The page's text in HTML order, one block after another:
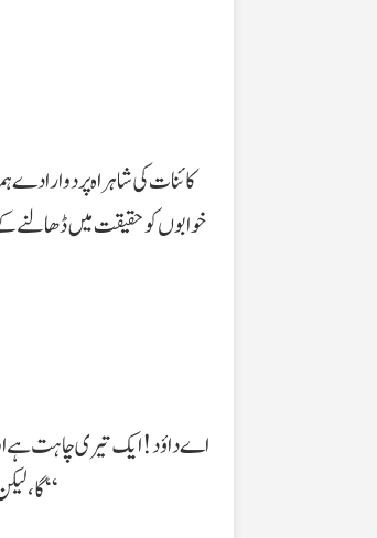
کائنات کی شاہراہ پر دو
خوابوں کو حقیقت میں ڈھالنے
گا، لیکن اگر تیری چاہت میری مرضی کے خلاف ہو تو میں تجھے تیری چاہت میں تھکا دوں گا، اور ہوگا تو پھر بھی وہی جو میری چاہت ہے۔“